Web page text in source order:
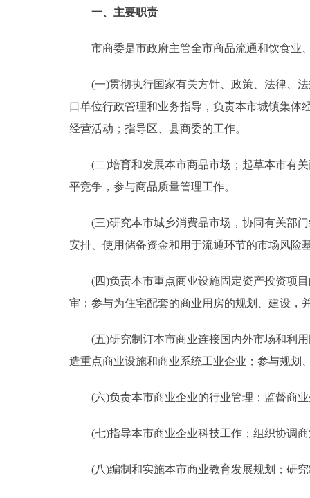
参与调查
走进北京
绿色北京
DEUTSCH
ESPAÑOL
一、主要职责
市商委是市政府主管全市商品流通和饮食业
(一)贯彻执行国家有关方针、政策、法律、法
口单位行政管理和业务指导，负责本市城镇集体
经营活动；指导区、县商委的工作。
(二)培育和发展本市商品市场；起草本市有关
平竞争，参与商品质量管理工作。
(三)研究本市城乡消费品市场，协同有关部门
安排、使用储备资金和用于流通环节的市场风险
(四)负责本市重点商业设施固定资产投资项目
审；参与为住宅配套的商业用房的规划、建
(五)研究制订本市商业连接国内外市场和利用
造重点商业设施和商业系统工业企业；参与规划
(六)负责本市商业企业的行业管理；监督商业
(七)指导本市商业企业科技工作；组织协调商
(八)编制和实施本市商业教育发展规划；研究